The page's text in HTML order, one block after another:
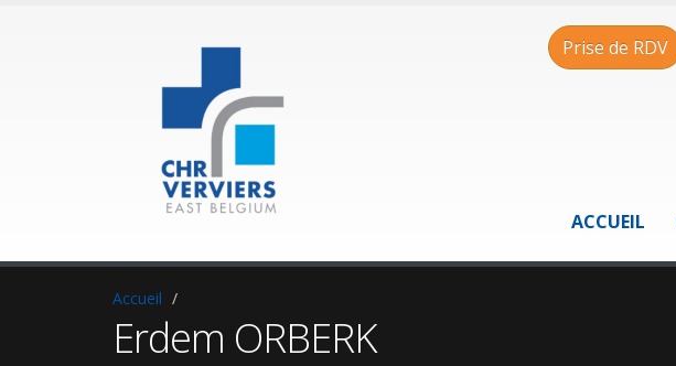
Prise de RDV
ACCUEIL
Accueil
Erdem ORBERK